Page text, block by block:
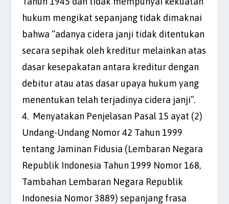
hukum mengikat sepanjang tidak dimaknai
bahwa “adanya cidera janji tidak ditentukan
secara sepihak oleh kreditur melainkan atas
dasar kesepakatan antara kreditur dengan
debitur atau atas dasar upaya hukum yang
menentukan telah terjadinya cidera janji”.
4. Menyatakan Penjelasan Pasal 15 ayat (2)
Undang-Undang Nomor 42 Tahun 1999
tentang Jaminan Fidusia (Lembaran Negara
Republik Indonesia Tahun 1999 Nomor 168,
Tambahan Lembaran Negara Republik
Indonesia Nomor 3889) sepanjang frasa